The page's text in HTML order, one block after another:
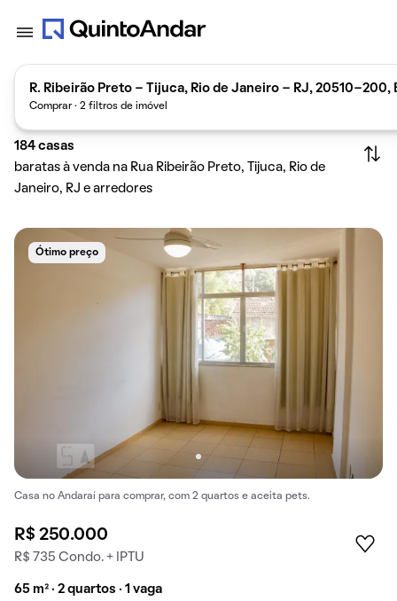
R. Ribeirão Preto - Tijuca, Rio de Janeiro - RJ, 20510-200,
Comprar · 2 filtros de imóvel
184 casas
baratas à venda na Rua Ribeirão Preto, Tijuca, Rio de
Janeiro, RJ e arredores
Ótimo preço
Casa no Andaraí para comprar, com 2 quartos e aceita pets.
R$ 250.000
R$ 735 Condo. + IPTU
65 m² · 2 quartos · 1 vaga